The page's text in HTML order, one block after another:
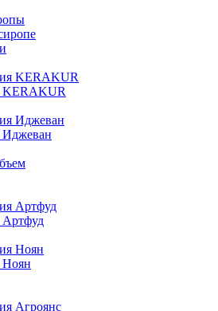
KERAKUR
Иджеван
Артфуд
Ноян
Агроянс